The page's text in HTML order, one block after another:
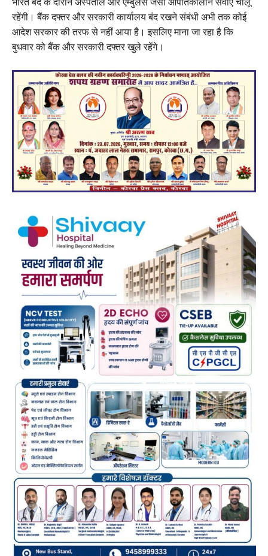
रहेंगी। बैंक दफ्तर और सरकारी कार्यालय बंद रखने संबंधी अभी तक कोई
आदेश सरकार की तरफ से नहीं आया है। इसलिए माना जा रहा है कि
बुधवार को बैंक और सरकारी दफ्तर खुले रहेंगे।